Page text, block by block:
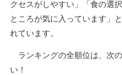
クセスがしやすい」「食の選
ところが気に入っています」
れています。
ランキングの全順位は、次
い！